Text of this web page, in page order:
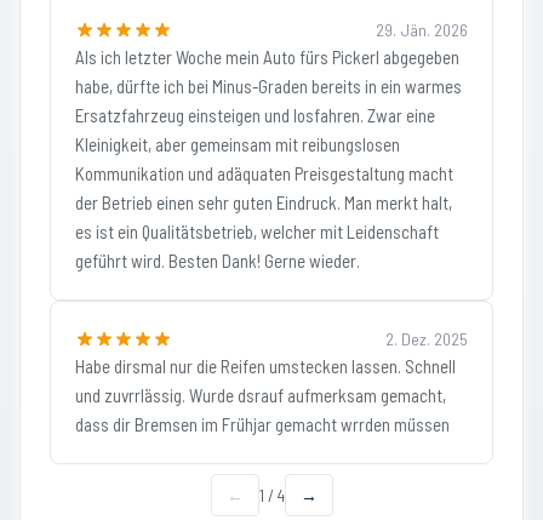
29. Jän. 2026
Als ich letzter Woche mein Auto fürs Pickerl abgegeben
habe, dürfte ich bei Minus-Graden bereits in ein warmes
Ersatzfahrzeug einsteigen und losfahren. Zwar eine
Kleinigkeit, aber gemeinsam mit reibungslosen
Kommunikation und adäquaten Preisgestaltung macht
der Betrieb einen sehr guten Eindruck. Man merkt halt,
es ist ein Qualitätsbetrieb, welcher mit Leidenschaft
geführt wird. Besten Dank! Gerne wieder.
2. Dez. 2025
Habe dirsmal nur die Reifen umstecken lassen. Schnell
und zuvrrlässig. Wurde dsrauf aufmerksam gemacht,
dass dir Bremsen im Frühjar gemacht wrrden müssen
← 1 / 4 →